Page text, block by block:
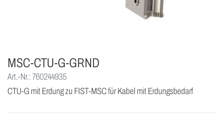
MSC-CTU-G-GRND
Art.-Nr.: 760244935
CTU-G mit Erdung zu FIST-MSC für Kabel mit Erdungsbedarf